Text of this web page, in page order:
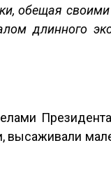
обещая
длинного
высаживали